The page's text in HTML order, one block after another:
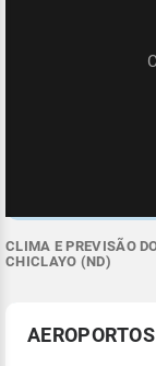
CLIMA E PREVISÃO
CHICLAYO (ND)